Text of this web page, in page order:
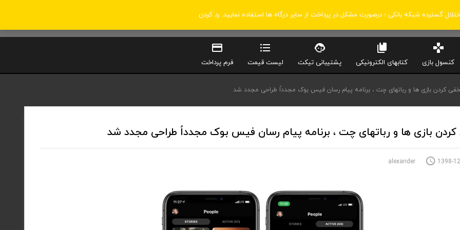
گسترده شبکه بانکی ؛ درصورت مشکل در پرداخت از سایر درگاه ها استفاده نمایید. رد کردن
کنسول بازی کتابهای الکترونیکی پشتیبانی تیکت لیست قیمت فرم پرداخت
کردن بازی ها و رباتهای چت ، برنامه پیام رسان فیس بوک مجدداً طراحی مجدد شد
بازی ها و رباتهای چت ، برنامه پیام رسان فیس بوک مجدداً طراحی مجدد شد
1398-